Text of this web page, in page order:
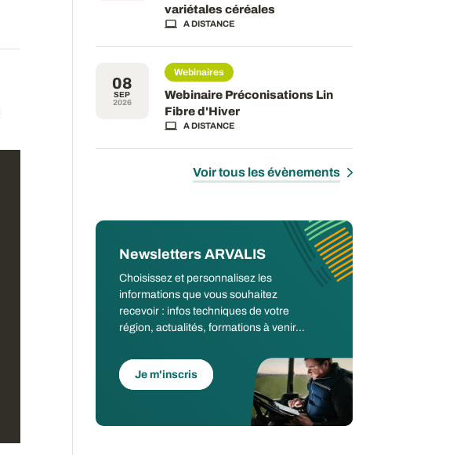
variétales céréales
A DISTANCE
08
SEP
2026
Webinaires
Webinaire Préconisations Lin
Fibre d'Hiver
A DISTANCE
Voir tous les évènements
Newsletters ARVALIS
Choisissez et personnalisez les
informations que vous souhaitez
recevoir : infos techniques de votre
région, actualités, formations à venir...
Je m'inscris